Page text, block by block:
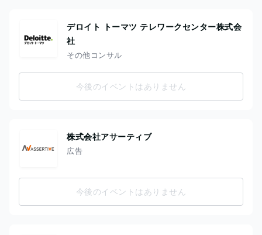
デロイト トーマツ テレワークセンター株式会
社
その他コンサル
今後のイベントはありません
株式会社アサーティブ
広告
今後のイベントはありません